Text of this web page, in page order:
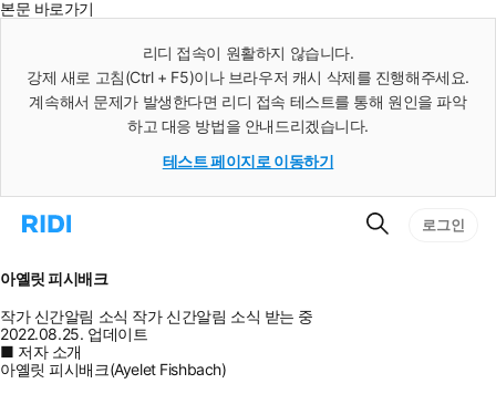
본문 바로가기
리디 접속이 원활하지 않습니다.
강제 새로 고침(Ctrl + F5)이나 브라우저 캐시 삭제를 진행해주세요.
계속해서 문제가 발생한다면 리디 접속 테스트를 통해 원인을 파악
하고 대응 방법을 안내드리겠습니다.
테스트 페이지로 이동하기
리
으
로
이
동
검
로그인
아옐릿 피시배크
작가 신간알림 소식 작가 신간알림 소식 받는 중
2022.08.25. 업데이트
■ 저자 소개
아옐릿 피시배크(Ayelet Fishbach)